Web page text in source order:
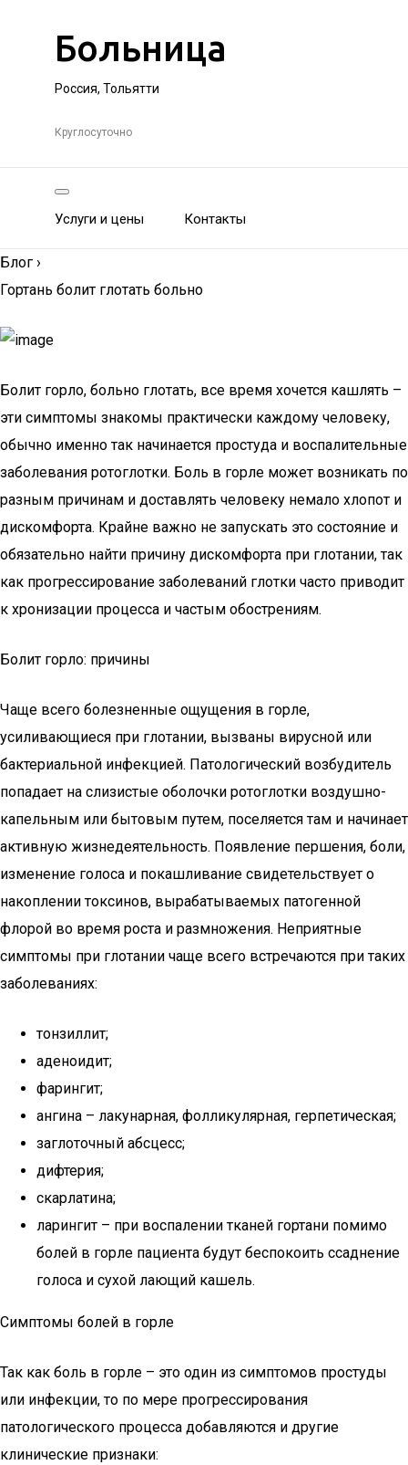
Больница
Россия, Тольятти
Круглосуточно
Услуги и цены Контакты
Блог ›
Гортань болит глотать больно
Болит горло, больно глотать, все время хочется кашлять –
эти симптомы знакомы практически каждому человеку,
обычно именно так начинается простуда и воспалительные
заболевания ротоглотки. Боль в горле может возникать по
разным причинам и доставлять человеку немало хлопот и
дискомфорта. Крайне важно не запускать это состояние и
обязательно найти причину дискомфорта при глотании, так
как прогрессирование заболеваний глотки часто приводит
к хронизации процесса и частым обострениям.
Болит горло: причины
Чаще всего болезненные ощущения в горле,
усиливающиеся при глотании, вызваны вирусной или
бактериальной инфекцией. Патологический возбудитель
попадает на слизистые оболочки ротоглотки воздушно-
капельным или бытовым путем, поселяется там и начинает
активную жизнедеятельность. Появление першения, боли,
изменение голоса и покашливание свидетельствует о
накоплении токсинов, вырабатываемых патогенной
флорой во время роста и размножения. Неприятные
симптомы при глотании чаще всего встречаются при таких
заболеваниях:
тонзиллит;
аденоидит;
фарингит;
ангина – лакунарная, фолликулярная, герпетическая;
заглоточный абсцесс;
дифтерия;
скарлатина;
ларингит – при воспалении тканей гортани помимо
болей в горле пациента будут беспокоить ссаднение
голоса и сухой лающий кашель.
Симптомы болей в горле
Так как боль в горле – это один из симптомов простуды
или инфекции, то по мере прогрессирования
патологического процесса добавляются и другие
клинические признаки: